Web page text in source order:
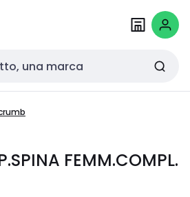
FEMM.COMPL.